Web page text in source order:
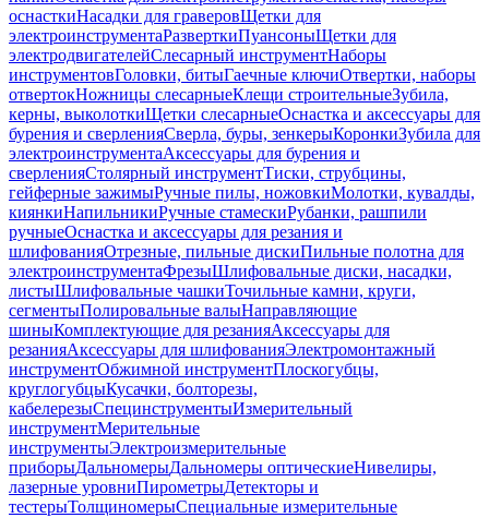
оснасткиНасадки для граверовЩетки для
электроинструментаРазверткиПуансоныЩетки для
электродвигателейСлесарный инструментНаборы
инструментовГоловки, битыГаечные ключиОтвертки, наборы
отвертокНожницы слесарныеКлещи строительныеЗубила,
керны, выколоткиЩетки слесарныеОснастка и аксессуары для
бурения и сверленияСверла, буры, зенкерыКоронкиЗубила для
электроинструментаАксессуары для бурения и
сверленияСтолярный инструментТиски, струбцины,
гейферные зажимыРучные пилы, ножовкиМолотки, кувалды,
киянкиНапильникиРучные стамескиРубанки, рашпили
ручныеОснастка и аксессуары для резания и
шлифованияОтрезные, пильные дискиПильные полотна для
электроинструментаФрезыШлифовальные диски, насадки,
листыШлифовальные чашкиТочильные камни, круги,
сегментыПолировальные валыНаправляющие
шиныКомплектующие для резанияАксессуары для
резанияАксессуары для шлифованияЭлектромонтажный
инструментОбжимной инструментПлоскогубцы,
круглогубцыКусачки, болторезы,
кабелерезыСпецинструментыИзмерительный
инструментМерительные
инструментыЭлектроизмерительные
приборыДальномерыДальномеры оптическиеНивелиры,
лазерные уровниПирометрыДетекторы и
тестерыТолщиномерыСпециальные измерительные